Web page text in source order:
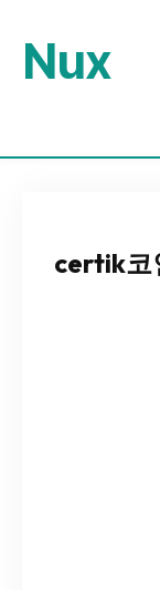
Nux
certik코